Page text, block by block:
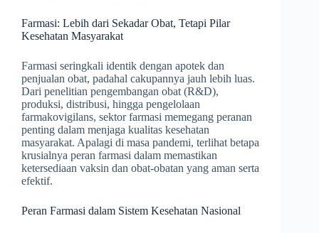
Farmasi: Lebih dari Sekadar Obat, Tetapi Pilar
Kesehatan Masyarakat
Farmasi seringkali identik dengan apotek dan
penjualan obat, padahal cakupannya jauh lebih luas.
Dari penelitian pengembangan obat (R&D),
produksi, distribusi, hingga pengelolaan
farmakovigilans, sektor farmasi memegang peranan
penting dalam menjaga kualitas kesehatan
masyarakat. Apalagi di masa pandemi, terlihat betapa
krusialnya peran farmasi dalam memastikan
ketersediaan vaksin dan obat-obatan yang aman serta
efektif.
Peran Farmasi dalam Sistem Kesehatan Nasional